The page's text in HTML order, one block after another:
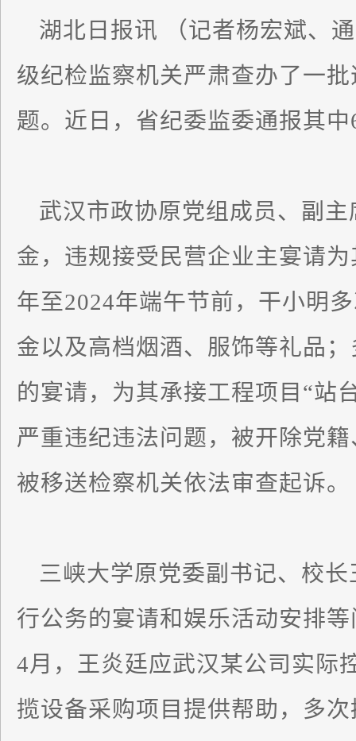
湖北日报讯 （记者杨宏斌、
级纪检监察机关严肃查办了一
题。近日，省纪委监委通报其
武汉市政协原党组成员、副
金，违规接受民营企业主宴请
年至2024年端午节前，干小明
金以及高档烟酒、服饰等礼品
的宴请，为其承接工程项目“站
严重违纪违法问题，被开除党
被移送检察机关依法审查起诉。
三峡大学原党委副书记、校
行公务的宴请和娱乐活动安排
4月，王炎廷应武汉某公司实际
揽设备采购项目提供帮助，多